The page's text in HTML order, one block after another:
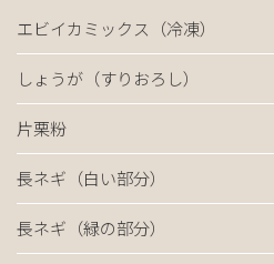
エビイカミックス（冷凍）
しょうが（すりおろし）
片栗粉
長ネギ（白い部分）
長ネギ（緑の部分）